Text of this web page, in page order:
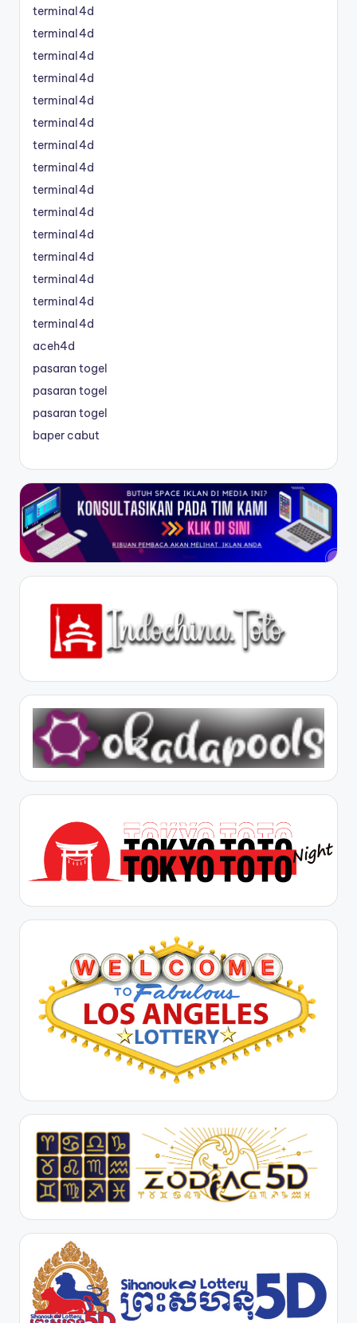
terminal4d
terminal4d
terminal4d
terminal4d
terminal4d
terminal4d
terminal4d
terminal4d
terminal4d
terminal4d
terminal4d
terminal4d
terminal4d
terminal4d
terminal4d
aceh4d
pasaran togel
pasaran togel
pasaran togel
baper cabut